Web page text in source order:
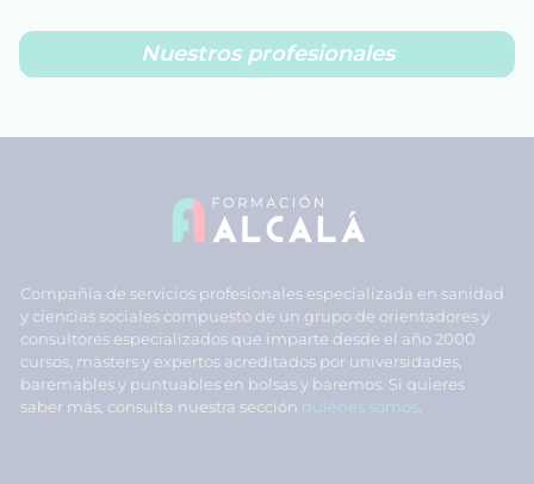
Nuestros profesionales
Compañía de servicios profesionales especializada en sanidad
y ciencias sociales compuesto de un grupo de orientadores y
consultores especializados que imparte desde el año 2000
cursos, másters y expertos acreditados por universidades,
baremables y puntuables en bolsas y baremos. Si quieres
saber más, consulta nuestra sección quiénes somos